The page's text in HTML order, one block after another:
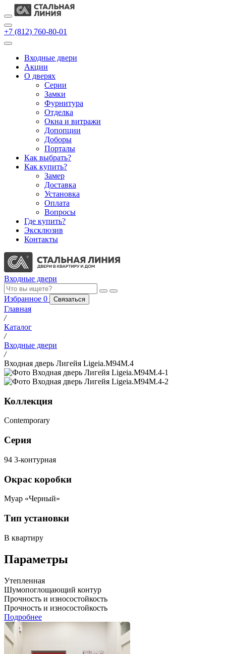
+7 (812) 760-80-01
Входные двери
Акции
О дверях
Cерии
Замки
Фурнитура
Отделка
Окна и витражи
Допопции
Доборы
Порталы
Как выбрать?
Как купить?
Замер
Доставка
Установка
Оплата
Вопросы
Где купить?
Эксклюзив
Контакты
Входные двери
Избранное 0 Связаться
Главная
/
Каталог
/
Входные двери
/
Входная дверь Лигейя Ligeia.M94M.4
Коллекция
Contemporary
Серия
94 3-контурная
Окрас коробки
Муар «Черный»
Тип установки
В квартиру
Параметры
Утепленная
Шумопоглощающий контур
Прочность и износостойкость
Прочность и износостойкость
Подробнее